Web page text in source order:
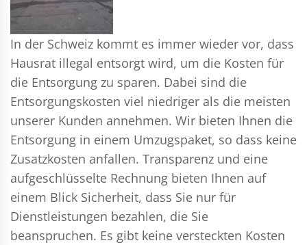
In der Schweiz kommt es immer wieder vor, dass
Hausrat illegal entsorgt wird, um die Kosten für
die Entsorgung zu sparen. Dabei sind die
Entsorgungskosten viel niedriger als die meisten
unserer Kunden annehmen. Wir bieten Ihnen die
Entsorgung in einem Umzugspaket, so dass keine
Zusatzkosten anfallen. Transparenz und eine
aufgeschlüsselte Rechnung bieten Ihnen auf
einem Blick Sicherheit, dass Sie nur für
Dienstleistungen bezahlen, die Sie
beanspruchen. Es gibt keine versteckten Kosten